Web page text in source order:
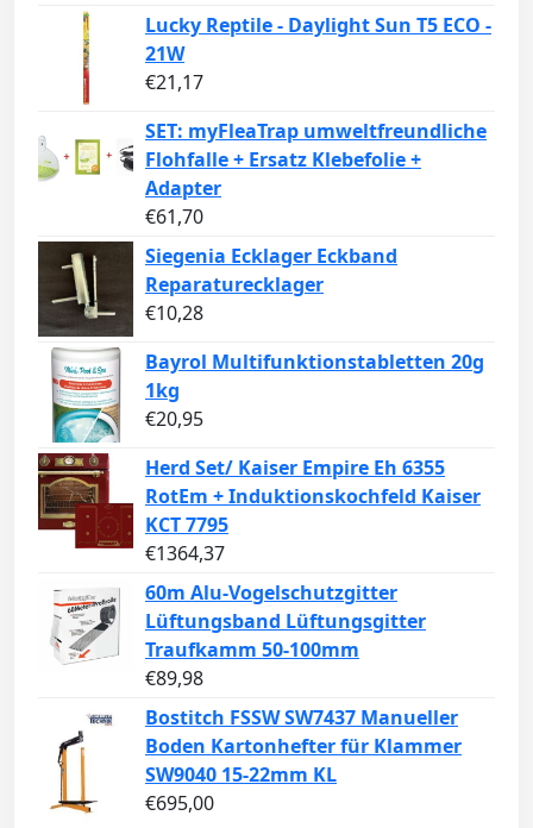
Lucky Reptile - Daylight Sun T5 ECO -
21W
€21,17
SET: myFleaTrap umweltfreundliche
Flohfalle + Ersatz Klebefolie +
Adapter
€61,70
Siegenia Ecklager Eckband
Reparaturecklager
€10,28
Bayrol Multifunktionstabletten 20g
1kg
€20,95
Herd Set/ Kaiser Empire Eh 6355
RotEm + Induktionskochfeld Kaiser
KCT 7795
€1364,37
60m Alu-Vogelschutzgitter
Lüftungsband Lüftungsgitter
Traufkamm 50-100mm
€89,98
Bostitch FSSW SW7437 Manueller
Boden Kartonhefter für Klammer
SW9040 15-22mm KL
€695,00